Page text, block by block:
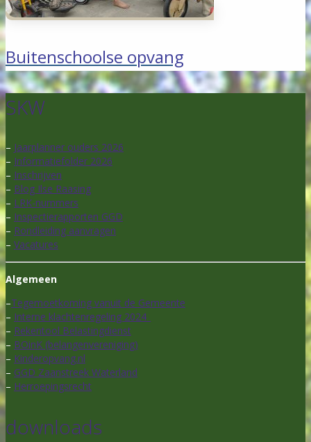
Buitenschoolse opvang
SKW
– Jaarplanner ouders 2026
– Informatiefolder 2026
– Inschrijven
– Blog Ilse Raasing
– LRK-nummers
– Inspectierapporten GGD
– Rondleiding aanvragen
– Vacatures
Algemeen
–Tegemoetkoming vanuit de Gemeente
– Interne klachtenregeling 2024_
– Rekentool Belastingdienst
– BOinK (belangenvereniging)
– Kinderopvang.nl
– GGD Zaanstreek Waterland
– Herroepingsrecht
downloads